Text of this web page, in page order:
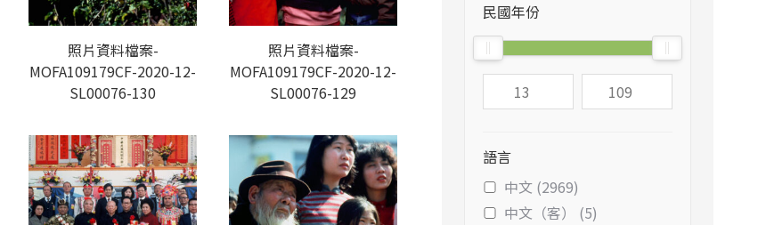
照片資料檔案-
MOFA109179CF-2020-12-
SL00076-130
照片資料檔案-
MOFA109179CF-2020-12-
SL00076-129
民國年份
語言
中文 (2969)
中文（客） (5)